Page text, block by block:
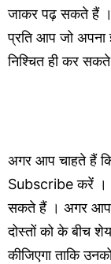
जाकर पढ़ सकते हैं
प्रति आप जो अपना
निश्चित ही कर
अगर आप चाहते हैं कि
Subscribe करें ।
सकते हैं । अगर
दोस्तों को के बीच
कीजिएगा ताकि